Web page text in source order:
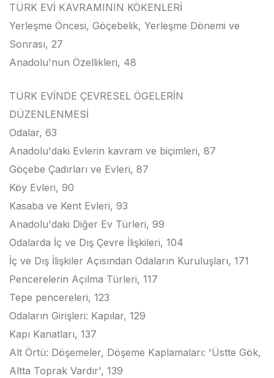
TÜRK EVİ KAVRAMININ KÖKENLERİ
Yerleşme Öncesi, Göçebelik, Yerleşme Dönemi ve
Sonrası, 27
Anadolu'nun Özellikleri, 48
TÜRK EVİNDE ÇEVRESEL ÖGELERİN
DÜZENLENMESİ
Odalar, 63
Anadolu'daki Evlerin kavram ve biçimleri, 87
Göçebe Çadırları ve Evleri, 87
Köy Evleri, 90
Kasaba ve Kent Evleri, 93
Anadolu'daki Diğer Ev Türleri, 99
Odalarda İç ve Dış Çevre İlişkileri, 104
İç ve Dış İlişkiler Açısından Odaların Kuruluşları, 171
Pencerelerin Açılma Türleri, 117
Tepe pencereleri, 123
Odaların Girişleri: Kapılar, 129
Kapı Kanatları, 137
Alt Örtü: Döşemeler, Döşeme Kaplamaları: 'Üstte Gök,
Altta Toprak Vardır', 139